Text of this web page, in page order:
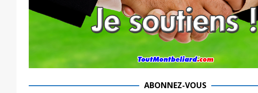
ABONNEZ-VOUS